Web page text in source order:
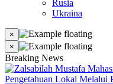
Rusia
Ukraina
×
×
Breaking News